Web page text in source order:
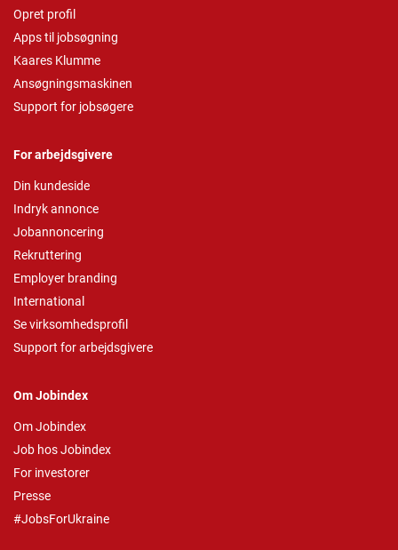
Opret profil
Apps til jobsøgning
Kaares Klumme
Ansøgningsmaskinen
Support for jobsøgere
For arbejdsgivere
Din kundeside
Indryk annonce
Jobannoncering
Rekruttering
Employer branding
International
Se virksomhedsprofil
Support for arbejdsgivere
Om Jobindex
Om Jobindex
Job hos Jobindex
For investorer
Presse
#JobsForUkraine